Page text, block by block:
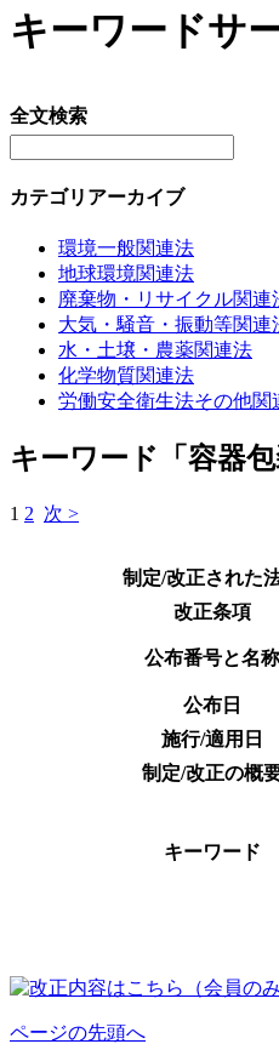
キーワードサ
全文検索
カテゴリアーカイブ
環境一般関連法
地球環境関連法
廃棄物・リサイクル関連
大気・騒音・振動等関連
水・土壌・農薬関連法
化学物質関連法
労働安全衛生法その他関
キーワード「容器
1 2 次 >
制定/改正された
改正条項
公布番号と名称
公布日
施行/適用日
制定/改正の概
キーワード
ページの先頭へ